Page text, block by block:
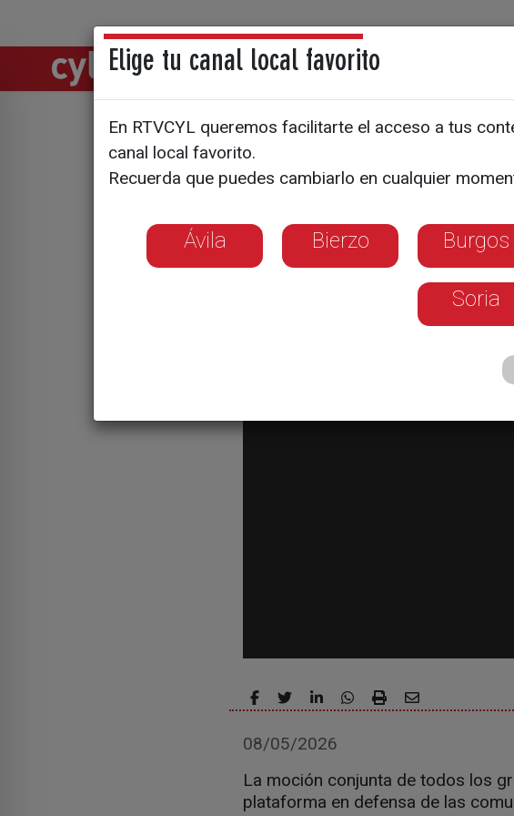
Directos Noticias
El PSOE se
de mejoras
08/05/2026
La moción conjunta de todos los
plataforma en defensa de las
Elige tu canal local favorito
En RTVCYL queremos facilitarte el acceso a tus
canal local favorito.
Recuerda que puedes cambiarlo en cualquier
Ávila Bierzo Burgos
Soria